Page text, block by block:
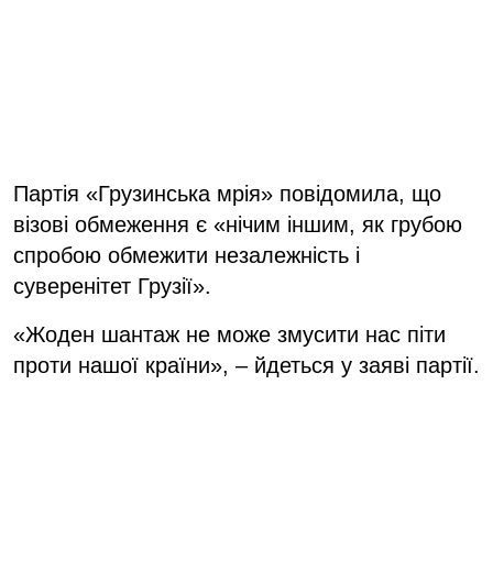
Партія «Грузинська мрія» повідомила, що
візові обмеження є «нічим іншим, як грубою
спробою обмежити незалежність і
суверенітет Грузії».
«Жоден шантаж не може змусити нас піти
проти нашої країни», – йдеться у заяві партії.